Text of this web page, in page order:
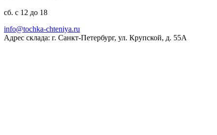
сб. с 12 до 18
ur.ayinethc-akhcot@ofni
Адрес склада: г. Санкт-Петербург, ул. Крупской, д. 55А